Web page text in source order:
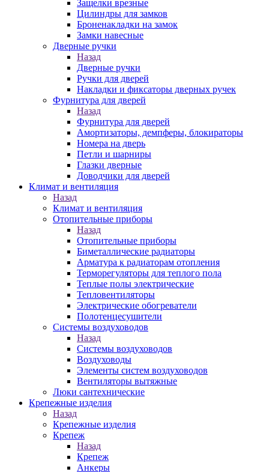
Защелки врезные
Цилиндры для замков
Броненакладки на замок
Замки навесные
Дверные ручки
Назад
Дверные ручки
Ручки для дверей
Накладки и фиксаторы дверных ручек
Фурнитура для дверей
Назад
Фурнитура для дверей
Амортизаторы, демпферы, блокираторы
Номера на дверь
Петли и шарниры
Глазки дверные
Доводчики для дверей
Климат и вентиляция
Назад
Климат и вентиляция
Отопительные приборы
Назад
Отопительные приборы
Биметаллические радиаторы
Арматура к радиаторам отопления
Терморегуляторы для теплого пола
Теплые полы электрические
Тепловентиляторы
Электрические обогреватели
Полотенцесушители
Системы воздуховодов
Назад
Системы воздуховодов
Воздуховоды
Элементы систем воздуховодов
Вентиляторы вытяжные
Люки сантехнические
Крепежные изделия
Назад
Крепежные изделия
Крепеж
Назад
Крепеж
Анкеры